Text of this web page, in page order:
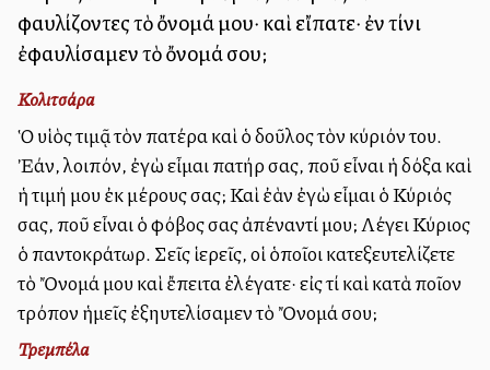
φαυλίζοντες τὸ ὄνομά μου· καὶ εἴπατε· ἐν τίνι
ἐφαυλίσαμεν τὸ ὄνομά σου;
Κολιτσάρα
Ὁ υἱὸς τιμᾷ τὸν πατέρα καὶ ὁ δοῦλος τὸν κύριόν του.
Ἐάν, λοιπόν, ἐγὼ εἶμαι πατήρ σας, ποῦ εἶναι ἡ δόξα καὶ
ἡ τιμή μου ἐκ μέρους σας; Καὶ ἐὰν ἐγὼ εἶμαι ὁ Κύριός
σας, ποῦ εἶναι ὁ φόβος σας ἀπέναντί μου; Λέγει Κύριος
ὁ παντοκράτωρ. Σεῖς ἱερεῖς, οἱ ὁποῖοι κατεξευτελίζετε
τὸ Ὄνομά μου καὶ ἔπειτα ἐλέγατε· εἰς τί καὶ κατὰ ποῖον
τρόπον ἡμεῖς ἐξηυτελίσαμεν τὸ Ὄνομά σου;
Τρεμπέλα